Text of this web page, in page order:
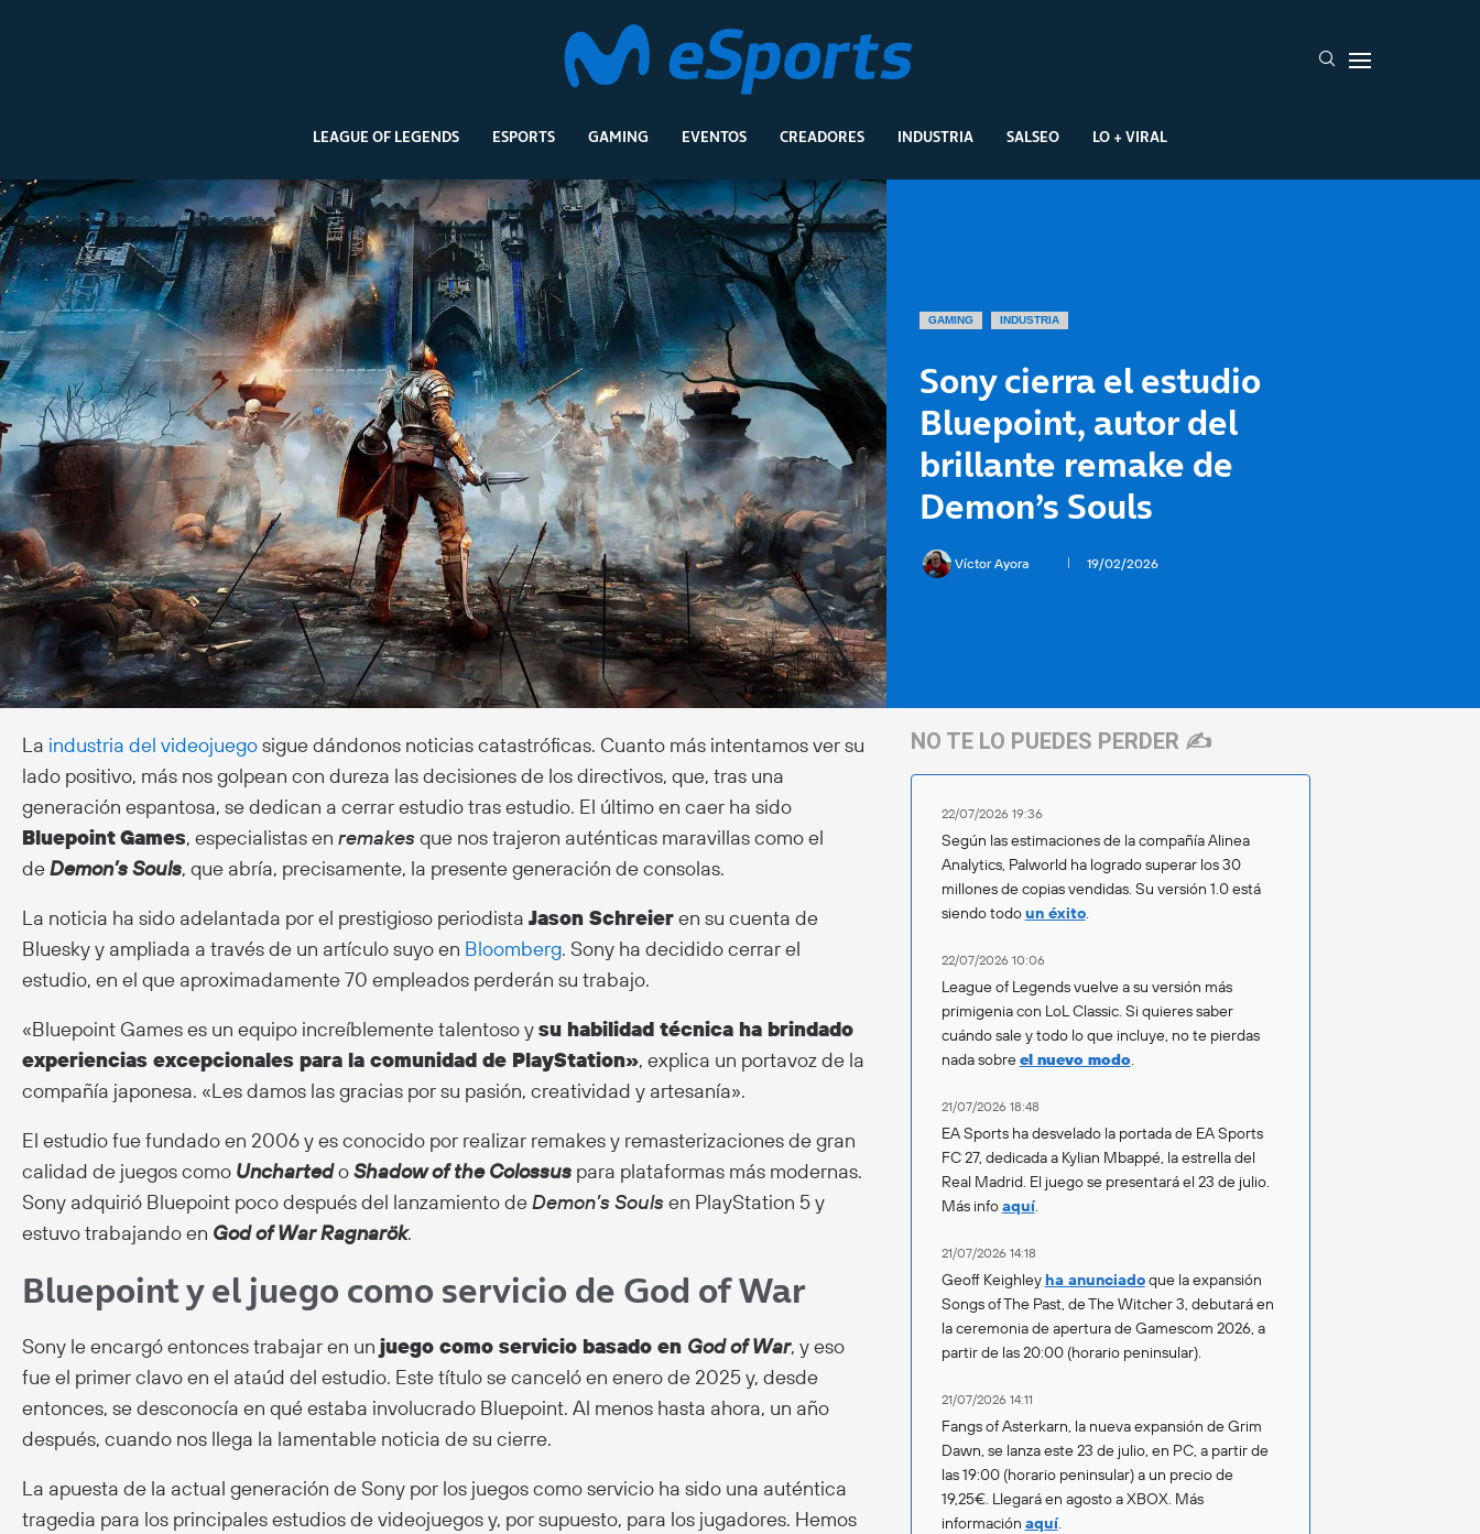
LEAGUE OF LEGENDS ESPORTS GAMING EVENTOS CREADORES INDUSTRIA SALSEO LO + VIRAL
GAMING INDUSTRIA
Sony cierra el estudio
Bluepoint, autor del
brillante remake de
Demon’s Souls
Víctor Ayora 19/02/2026
La industria del videojuegosigue dándonos noticias catastróficas. Cuanto más intentamos ver su
lado positivo, más nos golpean con dureza las decisiones de los directivos, que, tras una
generación espantosa, se dedican a cerrar estudio tras estudio. El último en caer ha sido
BluepointGames, especialistas en remakesque nos trajeron auténticas maravillas como el
deDemon’s Souls, que abría, precisamente, la presente generación de consolas.
La noticia ha sido adelantada por el prestigioso periodista Jason Schreieren su cuenta de
Bluesky y ampliada a través de un artículo suyo en Bloomberg. Sony ha decidido cerrar el
estudio, en el que aproximadamente 70 empleados perderán su trabajo.
«Bluepoint Games es un equipo increíblemente talentoso ysu habilidad técnica ha brindado
experiencias excepcionales para la comunidad de PlayStation», explica un portavoz de la
compañía japonesa. «Les damos las gracias por su pasión, creatividad y artesanía».
El estudio fue fundado en 2006 y es conocido por realizar remakes y remasterizaciones de gran
calidad de juegos como UnchartedoShadow of the Colossus para plataformas más modernas.
Sony adquirió Bluepoint poco después del lanzamiento deDemon’s Soulsen PlayStation 5 y
estuvo trabajando en God of War Ragnarök.
Bluepoint y el juego como servicio de God of War
Sony le encargó entonces trabajar en un juego como servicio basado en God of War, y eso
fue el primer clavo en el ataúd del estudio. Este título se canceló en enero de 2025 y, desde
entonces, se desconocía en qué estaba involucrado Bluepoint. Al menos hasta ahora, un año
después, cuando nos llega la lamentable noticia de su cierre.
La apuesta de la actual generación de Sony por los juegos como servicio ha sido una auténtica
tragedia para los principales estudios de videojuegos y, por supuesto, para los jugadores. Hemos
NO TE LO PUEDES PERDER ✍️
22/07/2026 19:36
Según las estimaciones de la compañía Alinea
Analytics, Palworld ha logrado superar los 30
millones de copias vendidas. Su versión 1.0 está
siendo todoun éxito.
22/07/2026 10:06
League of Legends vuelve a su versión más
primigenia con LoL Classic. Si quieres saber
cuándo sale y todo lo que incluye, no te pierdas
nada sobreel nuevo modo.
21/07/2026 18:48
EA Sports ha desvelado la portada de EA Sports
FC 27, dedicada a Kylian Mbappé, la estrella del
Real Madrid. El juego se presentará el 23 de julio.
Más infoaquí.
21/07/2026 14:18
Geoff Keighley ha anunciadoque la expansión
Songs of The Past, de The Witcher 3, debutará en
la ceremonia de apertura de Gamescom 2026, a
partir de las 20:00 (horario peninsular).
21/07/2026 14:11
Fangs of Asterkarn, la nueva expansión de Grim
Dawn, se lanza este 23 de julio, en PC, a partir de
las 19:00 (horario peninsular) a un precio de
19,25€. Llegará en agosto a XBOX. Más
información aquí.